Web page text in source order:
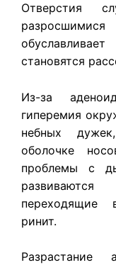
Отверстия
становятся
Из-за
гиперемия
небных
оболочке
проблемы с
переходящие
ринит.
Разрастание